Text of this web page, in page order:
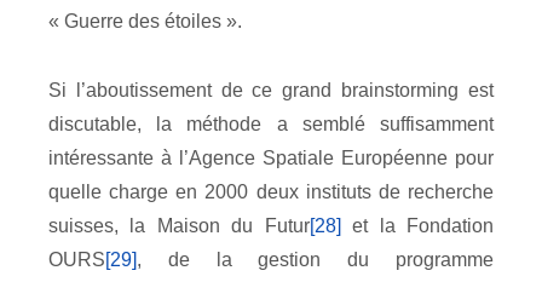
« Guerre des étoiles ».
Si l’aboutissement de ce grand brainstorming est
discutable, la méthode a semblé suffisamment
intéressante à l’Agence Spatiale Européenne pour
quelle charge en 2000 deux instituts de recherche
suisses, la Maison du Futur[28]
et la Fondation
OURS[29], de la gestion du programme